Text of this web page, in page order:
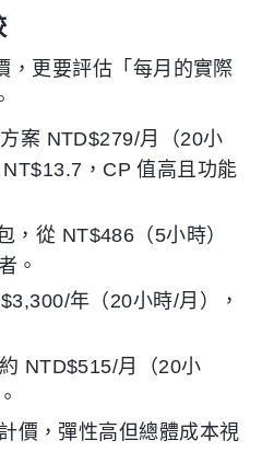
，更要評估「每月的實際
案 NTD$279/月（20小
，CP 值高且功能
，從 NT$486（5小時）
。
年（20小時/月），
NTD$515/月（20小
價，彈性高但總體成本視